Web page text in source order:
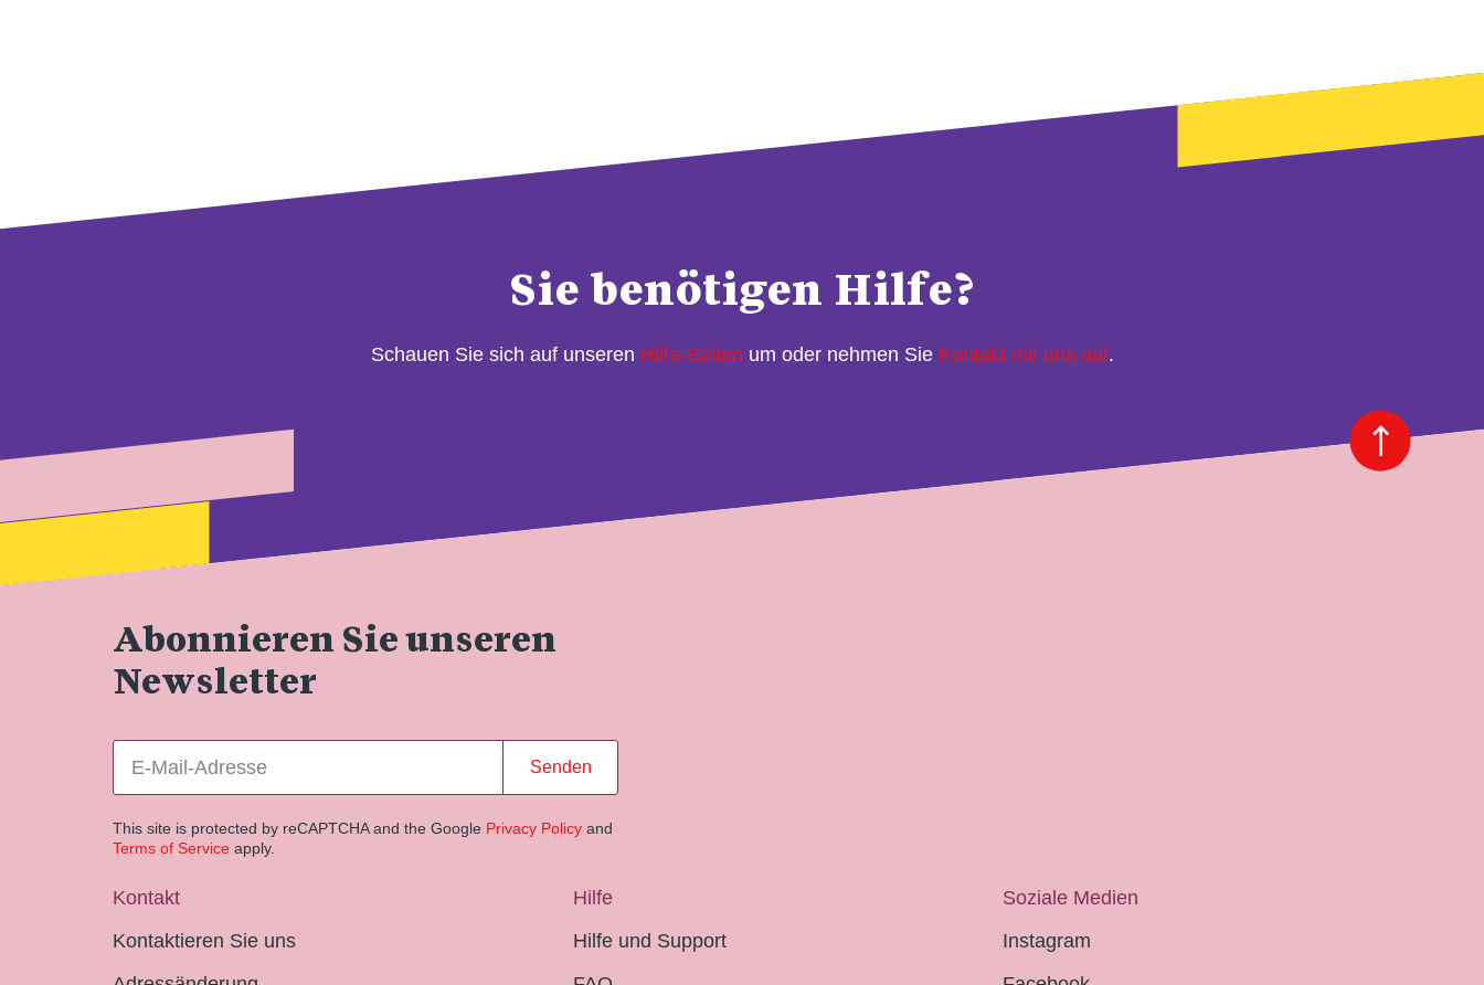
Sie benötigen Hilfe?
Schauen Sie sich auf unseren Hilfe-Seiten um oder nehmen Sie Kontakt mit uns auf.
Abonnieren Sie unseren
Newsletter
Senden
This site is protected by reCAPTCHA and the Google Privacy Policy and
Terms of Service apply.
Kontakt
Kontaktieren Sie uns
Hilfe
Hilfe und Support
Soziale Medien
Instagram